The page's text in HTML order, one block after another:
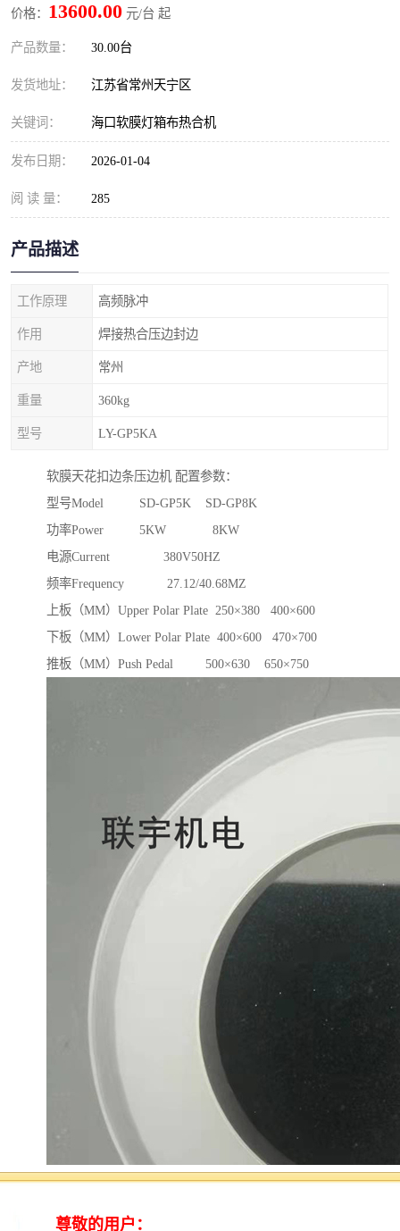
价格： 13600.00 元/台 起
产品数量： 30.00台
发货地址： 江苏省常州天宁区
关键词： 海口软膜灯箱布热合机
发布日期： 2026-01-04
阅 读 量： 285
产品描述
工作原理 高频脉冲
作用 焊接热合压边封边
产地 常州
重量 360kg
型号 LY-GP5KA
软膜天花扣边条压边机 配置参数：
型号Model SD-GP5K SD-GP8K
功率Power 5KW 8KW
电源Current 380V50HZ
频率Frequency 27.12/40.68MZ
上板（MM）Upper Polar Plate 250×380 400×600
下板（MM）Lower Polar Plate 400×600 470×700
推板（MM）Push Pedal 500×630 650×750